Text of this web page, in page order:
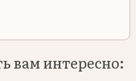
вам интересно: